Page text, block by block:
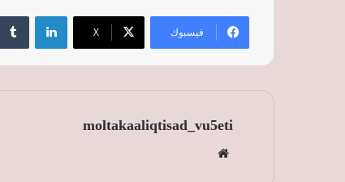
فيسبوك ‫X
لينكدإن
moltakaaliqtisad_vu5eti